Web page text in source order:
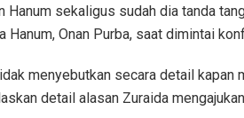
Hanum sekaligus sudah dia tanda
Hanum, Onan Purba, saat dimintai
menyebutkan secara detail kapan
detail alasan Zuraida